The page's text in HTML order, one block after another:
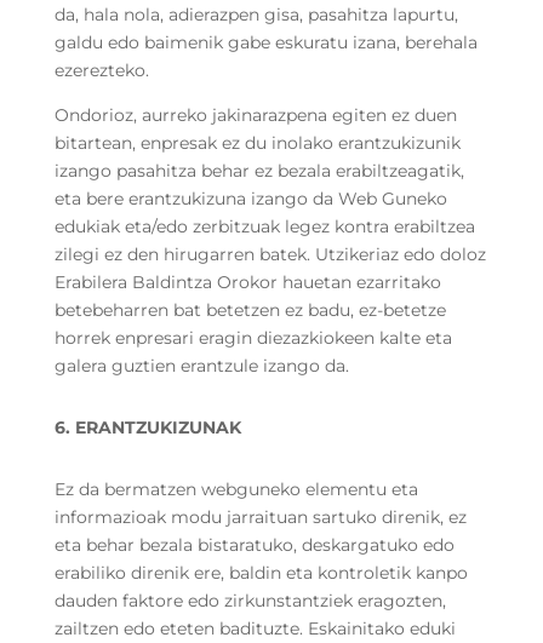
da, hala nola, adierazpen gisa, pasahitza lapurtu,
galdu edo baimenik gabe eskuratu izana, berehala
ezerezteko.
Ondorioz, aurreko jakinarazpena egiten ez duen
bitartean, enpresak ez du inolako erantzukizunik
izango pasahitza behar ez bezala erabiltzeagatik,
eta bere erantzukizuna izango da Web Guneko
edukiak eta/edo zerbitzuak legez kontra erabiltzea
zilegi ez den hirugarren batek. Utzikeriaz edo doloz
Erabilera Baldintza Orokor hauetan ezarritako
betebeharren bat betetzen ez badu, ez-betetze
horrek enpresari eragin diezazkiokeen kalte eta
galera guztien erantzule izango da.
6. ERANTZUKIZUNAK
Ez da bermatzen webguneko elementu eta
informazioak modu jarraituan sartuko direnik, ez
eta behar bezala bistaratuko, deskargatuko edo
erabiliko direnik ere, baldin eta kontroletik kanpo
dauden faktore edo zirkunstantziek eragozten,
zailtzen edo eteten badituzte. Eskainitako eduki